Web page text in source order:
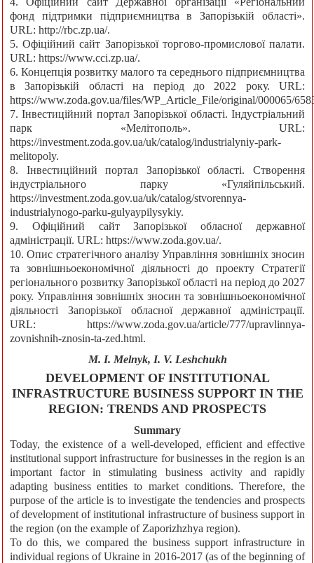
фонд підтримки підприємництва в Запорізькій області».
URL: http://rbc.zp.ua/.
5. Офіційний сайт Запорізької торгово-промислової палати.
URL: https://www.cci.zp.ua/.
6. Концепція розвитку малого та середнього підприємництва
в Запорізькій області на період до 2022 року. URL:
https://www.zoda.gov.ua/files/WP_Article_File/original/000065/
7. Інвестиційний портал Запорізької області. Індустріальний
парк «Мелітополь». URL:
https://investment.zoda.gov.ua/uk/catalog/industrialyniy-park-
melitopoly.
8. Інвестиційний портал Запорізької області. Створення
індустріального парку «Гуляйпільський.
https://investment.zoda.gov.ua/uk/catalog/stvorennya-
industrialynogo-parku-gulyaypilysykiy.
9. Офіційний сайт Запорізької обласної державної
адміністрації. URL: https://www.zoda.gov.ua/.
10. Опис стратегічного аналізу Управління зовнішніх зносин
та зовнішньоекономічної діяльності до проекту Стратегії
регіонального розвитку Запорізької області на період до 2027
року. Управління зовнішніх зносин та зовнішньоекономічної
діяльності Запорізької обласної державної адміністрації.
URL: https://www.zoda.gov.ua/article/777/upravlinnya-
zovnishnih-znosin-ta-zed.html.
M. I. Melnyk, I. V. Leshchukh
DEVELOPMENT OF INSTITUTIONAL
INFRASTRUCTURE BUSINESS SUPPORT IN THE
REGION: TRENDS AND PROSPECTS
Summary
Today, the existence of a well-developed, efficient and effective
institutional support infrastructure for businesses in the region is an
important factor in stimulating business activity and rapidly
adapting business entities to market conditions. Therefore, the
purpose of the article is to investigate the tendencies and prospects
of development of institutional infrastructure of business support in
the region (on the example of Zaporizhzhya region).
To do this, we compared the business support infrastructure in
individual regions of Ukraine in 2016-2017 (as of the beginning of